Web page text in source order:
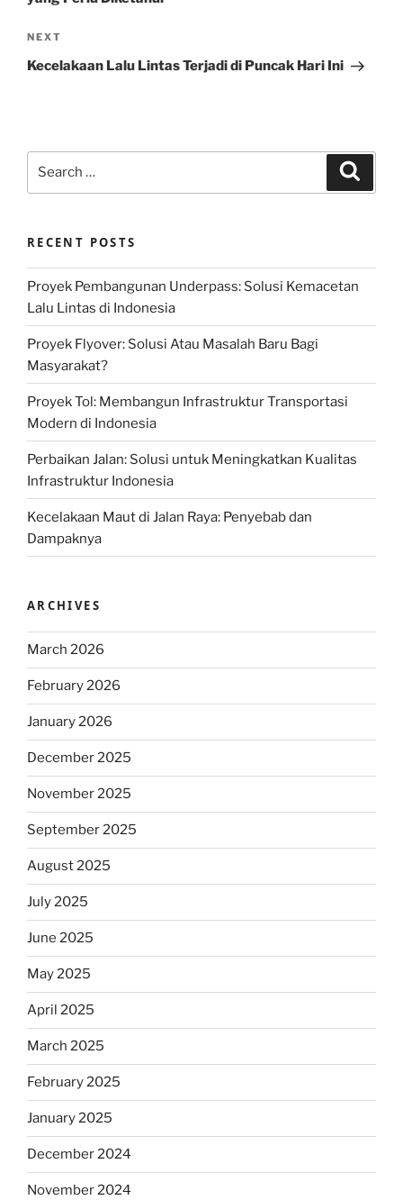
Next
Post
NEXT
Kecelakaan Lalu Lintas Terjadi di Puncak Hari Ini
RECENT POSTS
Proyek Pembangunan Underpass: Solusi Kemacetan
Lalu Lintas di Indonesia
Proyek Flyover: Solusi Atau Masalah Baru Bagi
Masyarakat?
Proyek Tol: Membangun Infrastruktur Transportasi
Modern di Indonesia
Perbaikan Jalan: Solusi untuk Meningkatkan Kualitas
Infrastruktur Indonesia
Kecelakaan Maut di Jalan Raya: Penyebab dan
Dampaknya
ARCHIVES
March 2026
February 2026
January 2026
December 2025
November 2025
September 2025
August 2025
July 2025
June 2025
May 2025
April 2025
March 2025
February 2025
January 2025
December 2024
November 2024